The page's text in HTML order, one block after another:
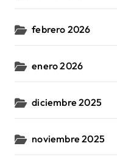
febrero 2026
enero 2026
diciembre 2025
noviembre 2025